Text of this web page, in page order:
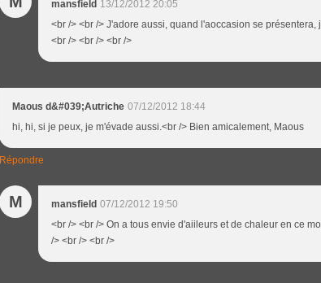
mansfield 13/12/2012 20:05
<br /> <br /> J'adore aussi, quand l'aoccasion se présentera,
<br /> <br /> <br />
Maous d&#039;Autriche 07/12/2012 18:44
hi, hi, si je peux, je m'évade aussi.<br /> Bien amicalement, Maous
Répondre
M mansfield 07/12/2012 19:50
<br /> <br /> On a tous envie d'aiileurs et de chaleur en ce
/> <br /> <br />